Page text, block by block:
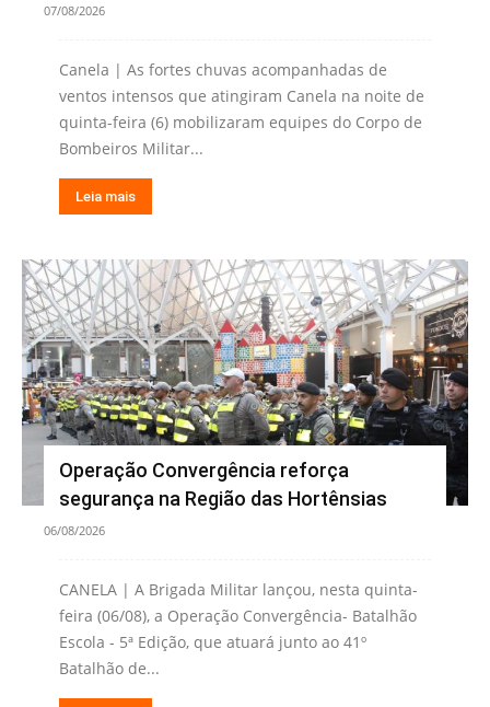
07/08/2026
Canela | As fortes chuvas acompanhadas de
ventos intensos que atingiram Canela na noite de
quinta-feira (6) mobilizaram equipes do Corpo de
Bombeiros Militar...
Leia mais
Operação Convergência reforça
segurança na Região das Hortênsias
06/08/2026
CANELA | A Brigada Militar lançou, nesta quinta-
feira (06/08), a Operação Convergência- Batalhão
Escola - 5ª Edição, que atuará junto ao 41º
Batalhão de...